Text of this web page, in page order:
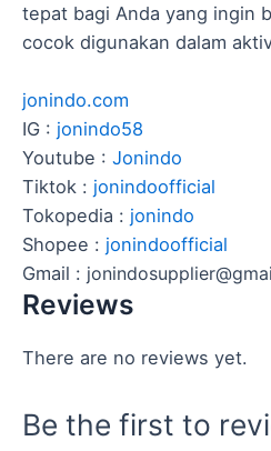
tepat bagi Anda yang ingin
cocok digunakan dalam
jonindo.com
IG : jonindo58
Youtube : Jonindo
Tiktok : jonindoofficial
Tokopedia : jonindo
Shopee : jonindoofficial
Gmail :
Reviews
There are no reviews yet.
Be the first to